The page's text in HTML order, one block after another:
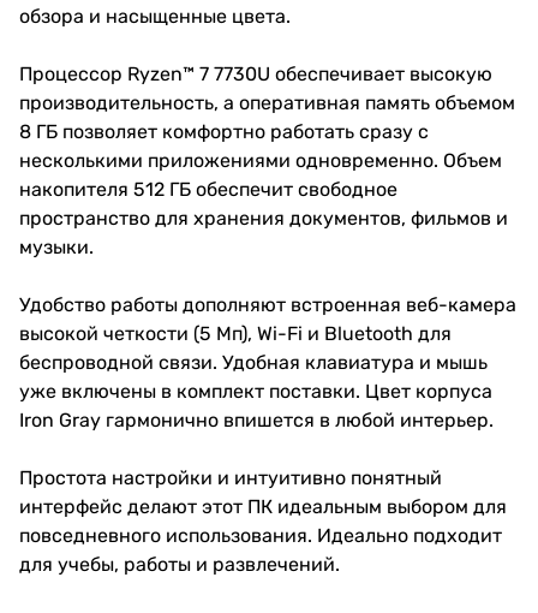
обзора и насыщенные цвета.
Процессор Ryzen™ 7 7730U обеспечивает высокую
производительность, а оперативная память объемом
8 ГБ позволяет комфортно работать сразу с
несколькими приложениями одновременно. Объем
накопителя 512 ГБ обеспечит свободное
пространство для хранения документов, фильмов и
музыки.
Удобство работы дополняют встроенная веб-камера
высокой четкости (5 Мп), Wi-Fi и Bluetooth для
беспроводной связи. Удобная клавиатура и мышь
уже включены в комплект поставки. Цвет корпуса
Iron Gray гармонично впишется в любой интерьер.
Простота настройки и интуитивно понятный
интерфейс делают этот ПК идеальным выбором для
повседневного использования. Идеально подходит
для учебы, работы и развлечений.